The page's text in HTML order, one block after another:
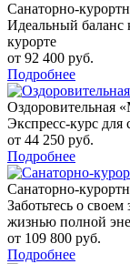
Санаторно-
Идеальный баланс
курорте
от 92 400 руб.
Подробнее
Оздоровительная
Экспресс-курс
от 44 250 руб.
Подробнее
Санаторно-
Заботьтесь о
жизнью полной
от 109 800 руб.
Подробнее